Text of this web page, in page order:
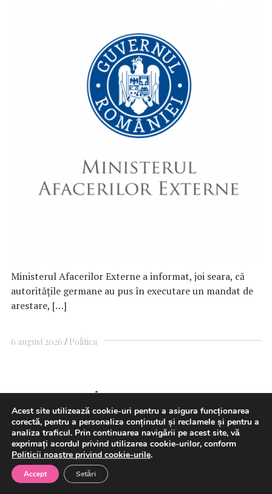
Ministerul Afacerilor Externe a informat, joi seara, că
autorităţile germane au pus în executare un mandat de
arestare, […]
6 august 2026 Politica
Transgaz și Argent LNG
semnează un Memorandum de
Înțelegere privind investiția
strategică de capital, avansând
livrările de GNL din SUA către
Acest site utilizează cookie-uri pentru a asigura funcționarea
corectă, pentru a personaliza conținutul și reclamele și pentru a
analiza traficul. Prin continuarea navigării pe acest site, vă
exprimați acordul privind utilizarea cookie-urilor, conform
Politicii noastre privind cookie-urile.
Accept Setări